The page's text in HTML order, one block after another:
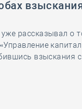
28 мая
рассказывал о
взыскания